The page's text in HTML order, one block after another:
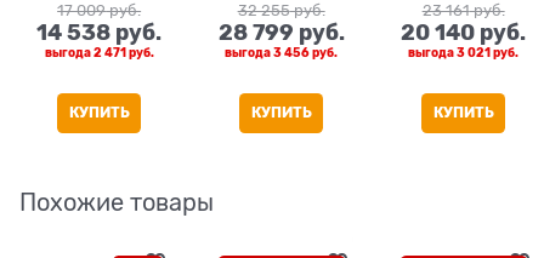
17 009 руб.
14 538 руб.
выгода2 471 руб.
КУПИТЬ
32 255 руб.
28 799 руб.
выгода3 456 руб.
КУПИТЬ
23 161 руб.
20 140 руб.
выгода3 021 руб.
КУПИТЬ
Похожие товары